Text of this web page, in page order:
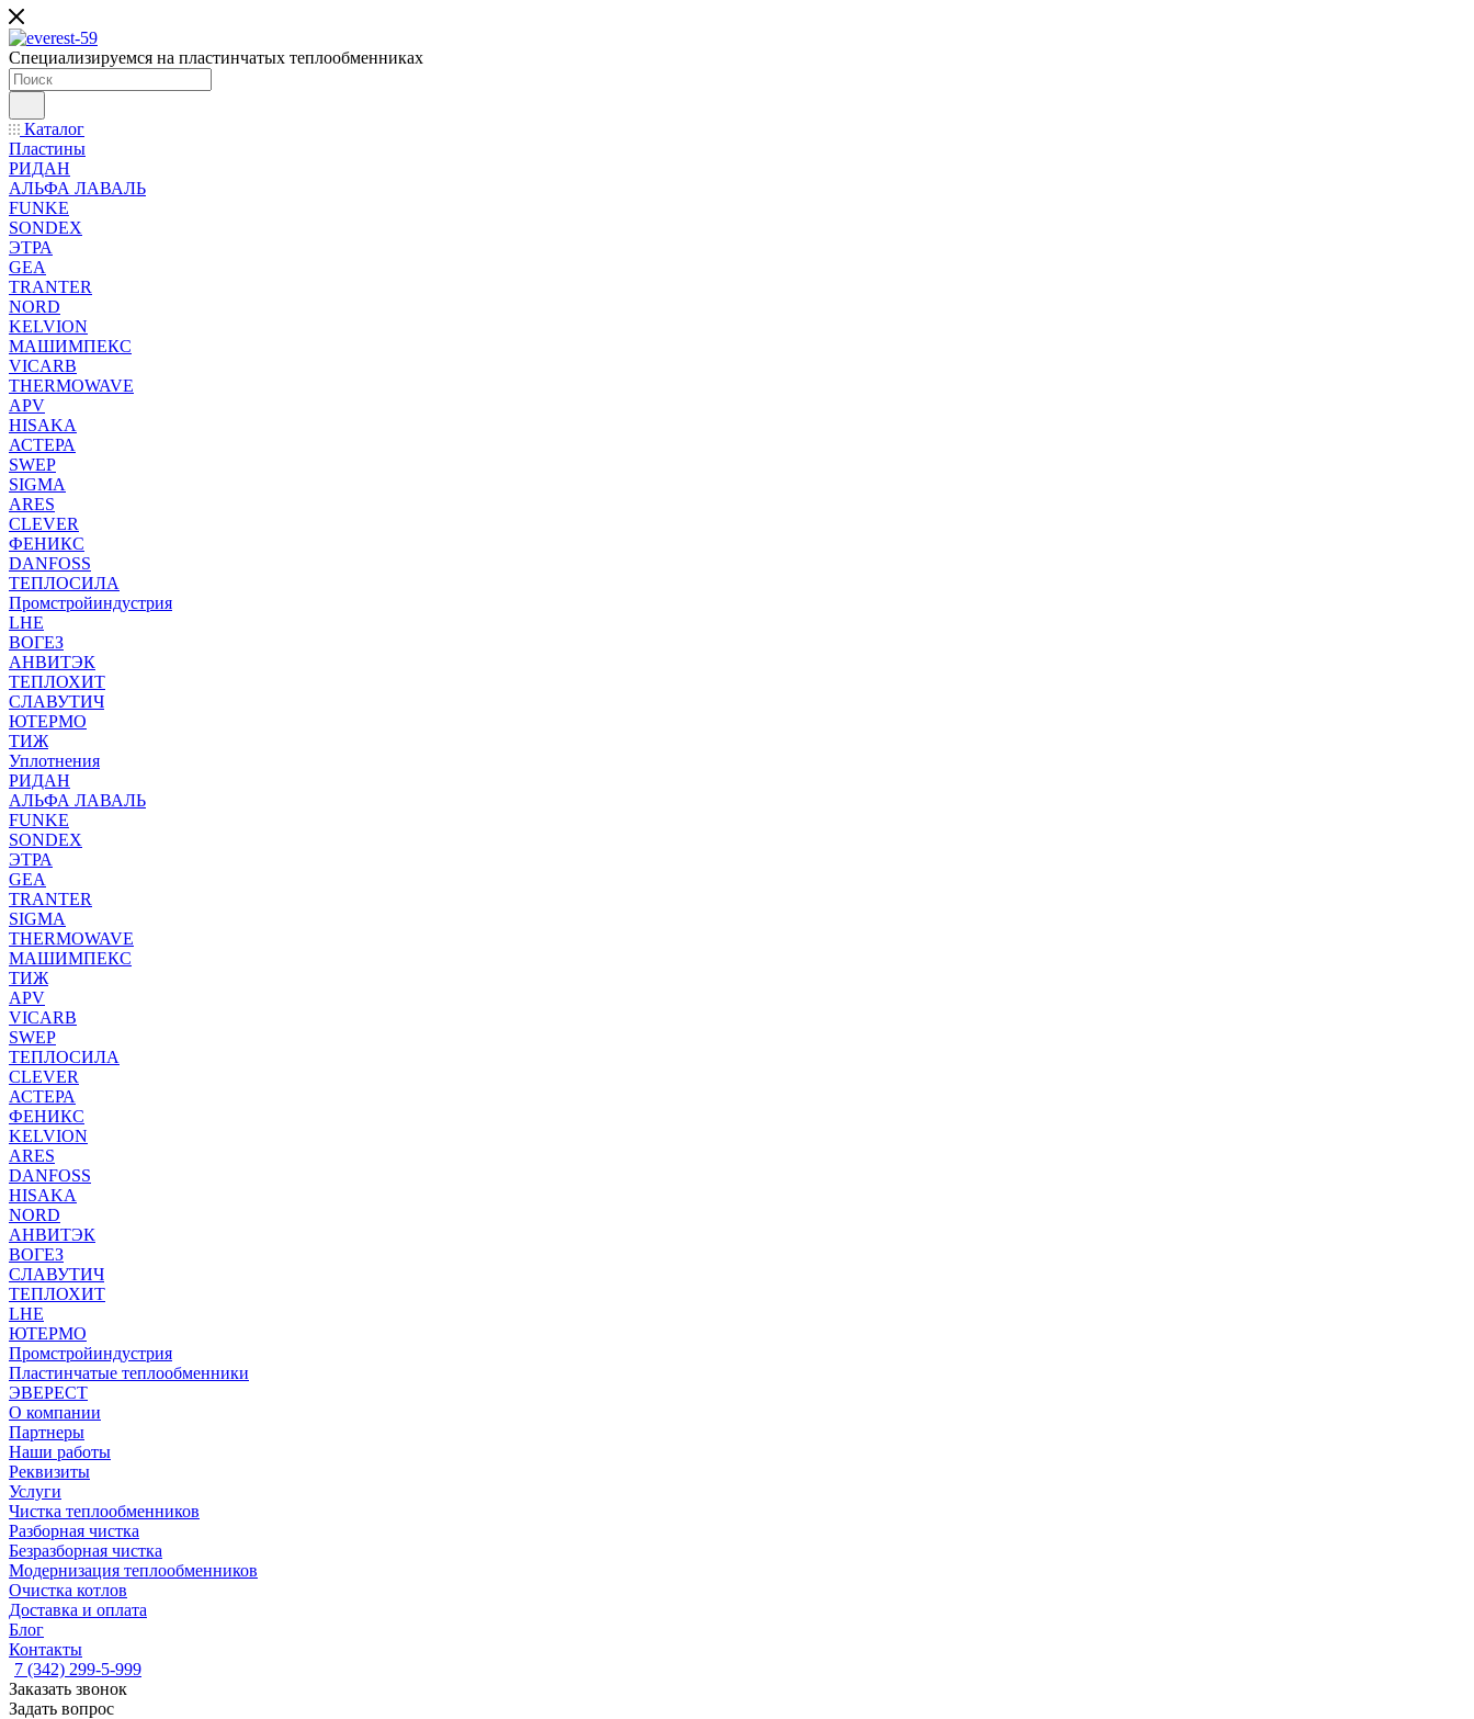
Специализируемся на пластинчатых теплообменниках
Каталог
Пластины
РИДАН
АЛЬФА ЛАВАЛЬ
FUNKE
SONDEX
ЭТРА
GEA
TRANTER
NORD
KELVION
МАШИМПЕКС
VICARB
THERMOWAVE
APV
HISAKA
АСТЕРА
SWEP
SIGMA
ARES
CLEVER
ФЕНИКС
DANFOSS
ТЕПЛОСИЛА
Промстройиндустрия
LHE
ВОГЕЗ
АНВИТЭК
ТЕПЛОХИТ
СЛАВУТИЧ
ЮТЕРМО
ТИЖ
Уплотнения
РИДАН
АЛЬФА ЛАВАЛЬ
FUNKE
SONDEX
ЭТРА
GEA
TRANTER
SIGMA
THERMOWAVE
МАШИМПЕКС
ТИЖ
APV
VICARB
SWEP
ТЕПЛОСИЛА
CLEVER
АСТЕРА
ФЕНИКС
KELVION
ARES
DANFOSS
HISAKA
NORD
АНВИТЭК
ВОГЕЗ
СЛАВУТИЧ
ТЕПЛОХИТ
LHE
ЮТЕРМО
Промстройиндустрия
Пластинчатые теплообменники
ЭВЕРЕСТ
О компании
Партнеры
Наши работы
Реквизиты
Услуги
Чистка теплообменников
Разборная чистка
Безразборная чистка
Модернизация теплообменников
Очистка котлов
Доставка и оплата
Блог
Контакты
7 (342) 299-5-999
Заказать звонок
Задать вопрос